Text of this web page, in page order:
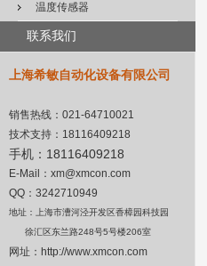
温度传感器
联系我们
上海希敏自动化设备有限公司
销售热线： 021-64710021
技术支持： 18116409218
手机： 18116409218
E-Mail ： xm@xmcon.com
QQ：3242710949
地址：上海市漕河泾开发区香樟园科技园
徐汇区东兰路248号5号楼206室
网址： http://www.xmcon.com